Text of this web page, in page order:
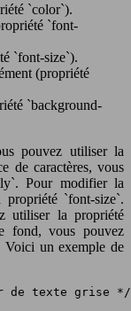
`color`).
`font-
`font-size`).
(propriété
`background-
pouvez utiliser la
de caractères, vous
Pour modifier la
`font-size`.
utiliser la propriété
fond, vous pouvez
Voici un exemple de
de texte grise